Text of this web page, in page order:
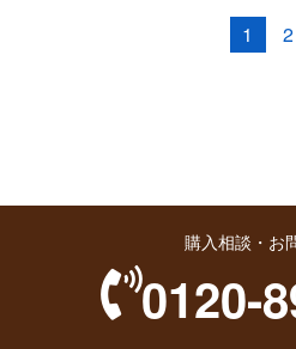
1 2
購入相談・お
0120-